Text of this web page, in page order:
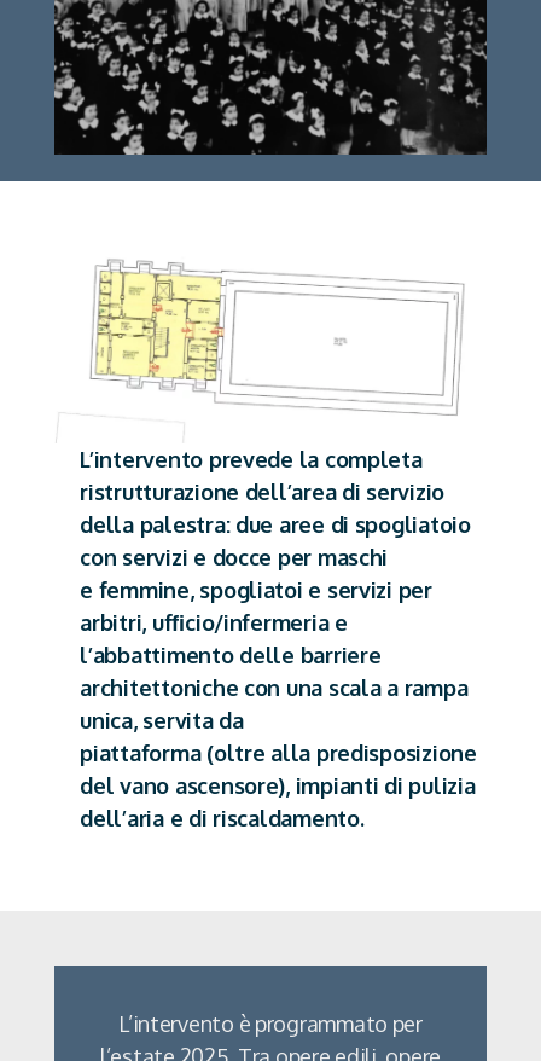
L’intervento prevede la completa
ristrutturazione dell’area di servizio
della palestra: due aree di spogliatoio
con servizi e docce per maschi
e femmine, spogliatoi e servizi per
arbitri, ufﬁcio/infermeria e
l’abbattimento delle barriere
architettoniche con una scala a rampa
unica, servita da
piattaforma (oltre alla predisposizione
del vano ascensore), impianti di pulizia
dell’aria e di riscaldamento.
L’intervento è programmato per